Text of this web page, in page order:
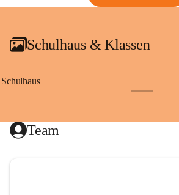
Schulhaus & Klassen
Schulhaus
Team